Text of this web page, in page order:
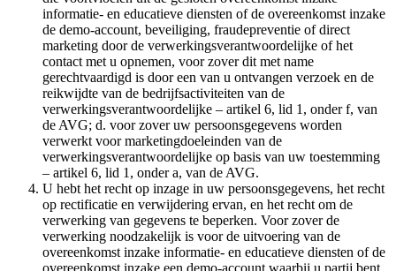
informatie- en educatieve diensten of de overeenkomst inzake
de demo-account, beveiliging, fraudepreventie of direct
marketing door de verwerkingsverantwoordelijke of het
contact met u opnemen, voor zover dit met name
gerechtvaardigd is door een van u ontvangen verzoek en de
reikwijdte van de bedrijfsactiviteiten van de
verwerkingsverantwoordelijke – artikel 6, lid 1, onder f, van
de AVG; d. voor zover uw persoonsgegevens worden
verwerkt voor marketingdoeleinden van de
verwerkingsverantwoordelijke op basis van uw toestemming
– artikel 6, lid 1, onder a, van de AVG.
U hebt het recht op inzage in uw persoonsgegevens, het recht
op rectificatie en verwijdering ervan, en het recht om de
verwerking van gegevens te beperken. Voor zover de
verwerking noodzakelijk is voor de uitvoering van de
overeenkomst inzake informatie- en educatieve diensten of de
overeenkomst inzake een demo-account waarbij u partij bent,